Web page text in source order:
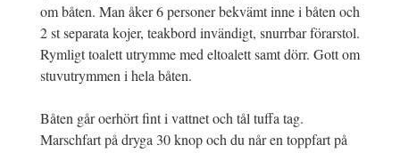
om båten. Man åker 6 personer bekvämt inne i båten och
2 st separata kojer, teakbord invändigt, snurrbar förarstol.
Rymligt toalett utrymme med eltoalett samt dörr. Gott om
stuvutrymmen i hela båten.
Båten går oerhört fint i vattnet och tål tuffa tag.
Marschfart på dryga 30 knop och du når en toppfart på